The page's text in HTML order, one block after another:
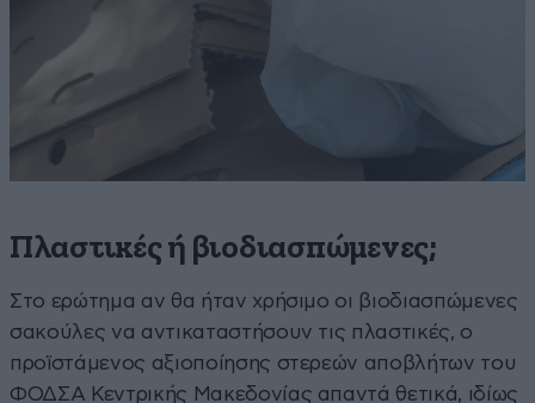
Πλαστικές ή βιοδιασπώμενες;
Στο ερώτημα αν θα ήταν χρήσιμο οι βιοδιασπώμενες
σακούλες να αντικαταστήσουν τις πλαστικές, ο
προϊστάμενος αξιοποίησης στερεών αποβλήτων του
ΦΟΔΣΑ Κεντρικής Μακεδονίας απαντά θετικά, ιδίως